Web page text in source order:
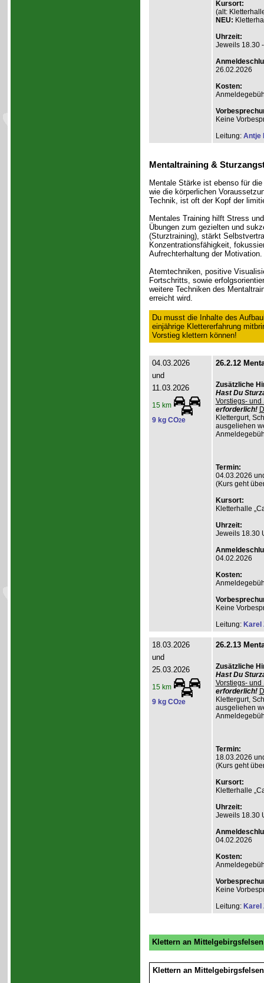
Kursort:
(alt:
NEU:
Uhrzeit:
Jeweils 18.30
26.02.2026
Kosten:
Keine
Leitung: Antje
Mentaltraining &
Mentale Stärke ist ebenso für
wie die körperlichen
Technik, ist oft der Kopf der
Mentales Training hilft Stress
Übungen zum gezielten und
(Sturztraining), stärkt
Konzentrationsfähigkeit,
Aufrechterhaltung der Motivation.
Atemtechniken, positive
Fortschritts, sowie
weitere Techniken des
erreicht wird.
Du musst die Inhalte des
einjährige Klettererfahrung
Vorstieg klettern können!
04.03.2026
und
11.03.2026
15 km
9 kg CO2e
26.2.12
Zusätzliche
Hast Du
Vorstiegs- und
erforderlich!
Klettergurt,
ausgeliehen
Termin:
04.03.2026
(Kurs geht
Kursort:
Kletterhalle
Uhrzeit:
Jeweils 18.30
04.02.2026
Kosten:
Keine
Leitung: Karel
18.03.2026
und
25.03.2026
15 km
9 kg CO2e
26.2.13
Zusätzliche
Hast Du
Vorstiegs- und
erforderlich!
Klettergurt,
ausgeliehen
Termin:
18.03.2026
(Kurs geht
Kursort:
Kletterhalle
Uhrzeit:
Jeweils 18.30
04.02.2026
Kosten:
Keine
Leitung: Karel
Klettern an Mittelgebirgsfelsen
Klettern an